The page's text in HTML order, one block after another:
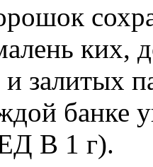
ких,
залитых
банке
В 1 г).